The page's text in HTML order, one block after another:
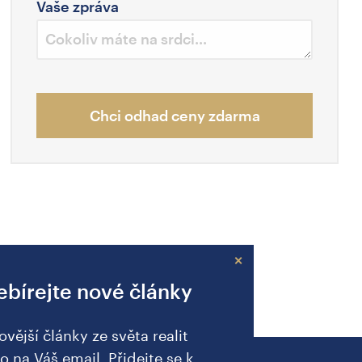
Vaše zpráva
Chci odhad ceny zdarma
×
nové články
články ze světa realit
na Váš email. Přidejte se k